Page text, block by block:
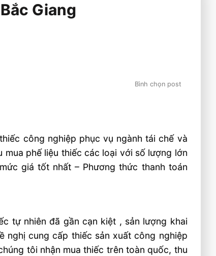
Giang
Bình chọn post
công nghiệp phục vụ ngành tái chế và
phế liệu thiếc các loại với số lượng lớn
giá tốt nhất – Phương thức thanh toán
tự nhiên đã gần cạn kiệt , sản lượng khai
nghị cung cấp thiếc sản xuất công nghiệp
tôi nhận mua thiếc trên toàn quốc, thu